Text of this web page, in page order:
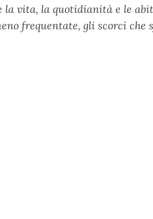
vita, la quotidianità e le
frequentate, gli scorci che